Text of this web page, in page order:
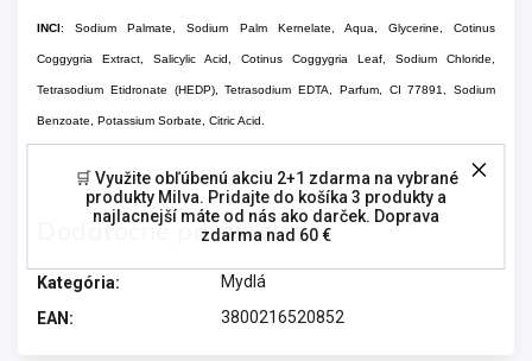
🛒 Využite obľúbenú akciu 2+1 zdarma na vybrané
produkty Milva. Pridajte do košíka 3 produkty a
najlacnejší máte od nás ako darček. Doprava
zdarma nad 60 €
INCI: Sodium Palmate, Sodium Palm Kernelate, Aqua, Glycerine, Cotinus
Coggygria Extract, Salicylic Acid, Cotinus Coggygria Leaf, Sodium Chloride,
Tetrasodium Etidronate (HEDP), Tetrasodium EDTA, Parfum, CI 77891, Sodium
Benzoate, Potassium Sorbate, Citric Acid.
Dodatočné parametre
Kategória:
Mydlá
EAN : 3800216520852